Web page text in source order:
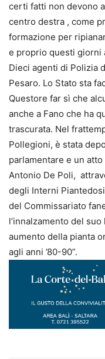
certi fatti non devono
centro destra , come
formazione per
e proprio questi giorni
Dieci agenti di Polizia
Pesaro. Lo Stato sta
Questore far sì che
anche a Fano che ha
trascurata. Nel
Pollegioni, è stata
parlamentare e un
Antonio De Poli,
degli Interni
del Commissariato
l’innalzamento del
aumento della pianta
agli anni ’80-90”.